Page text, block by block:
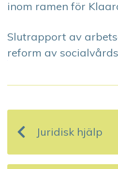
inom ramen för
Slutrapport av
reform av
n
ä
Juridisk hjälp